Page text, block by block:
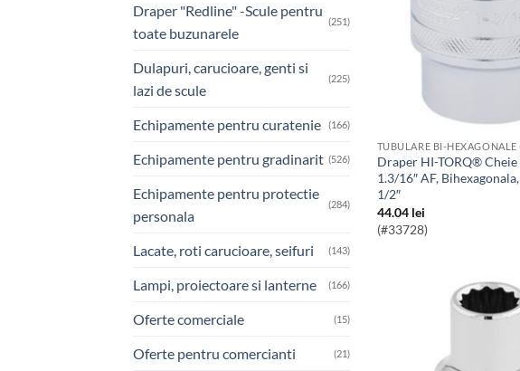
Draper "Redline" -Scule pentru
toate buzunarele
(251)
Dulapuri, carucioare, genti si
lazi de scule
(225)
Echipamente pentru curatenie (166)
Echipamente pentru gradinarit (526)
Echipamente pentru protectie
personala
(284)
Lacate, roti carucioare, seifuri (143)
Lampi, proiectoare si lanterne (166)
Oferte comerciale (15)
Oferte pentru comercianti (21)
TUBULARE BI-
Draper HI-TORQ® Cheie Tubulara
1.3/16″ AF,
1/2″
44.04 lei
(#33728)